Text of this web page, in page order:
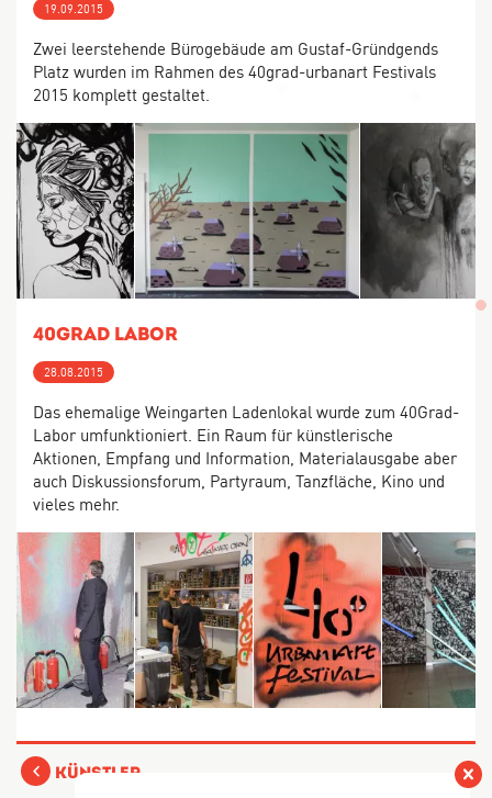
19.09.2015
Zwei leerstehende Bürogebäude am Gustaf-Gründgends
Platz wurden im Rahmen des 40grad-urbanart Festivals
2015 komplett gestaltet.
40Grad Labor
28.08.2015
Das ehemalige Weingarten Ladenlokal wurde zum 40Grad-
Labor umfunktioniert. Ein Raum für künstlerische
Aktionen, Empfang und Information, Materialausgabe aber
auch Diskussionsforum, Partyraum, Tanzfläche, Kino und
vieles mehr.
Künstler
4